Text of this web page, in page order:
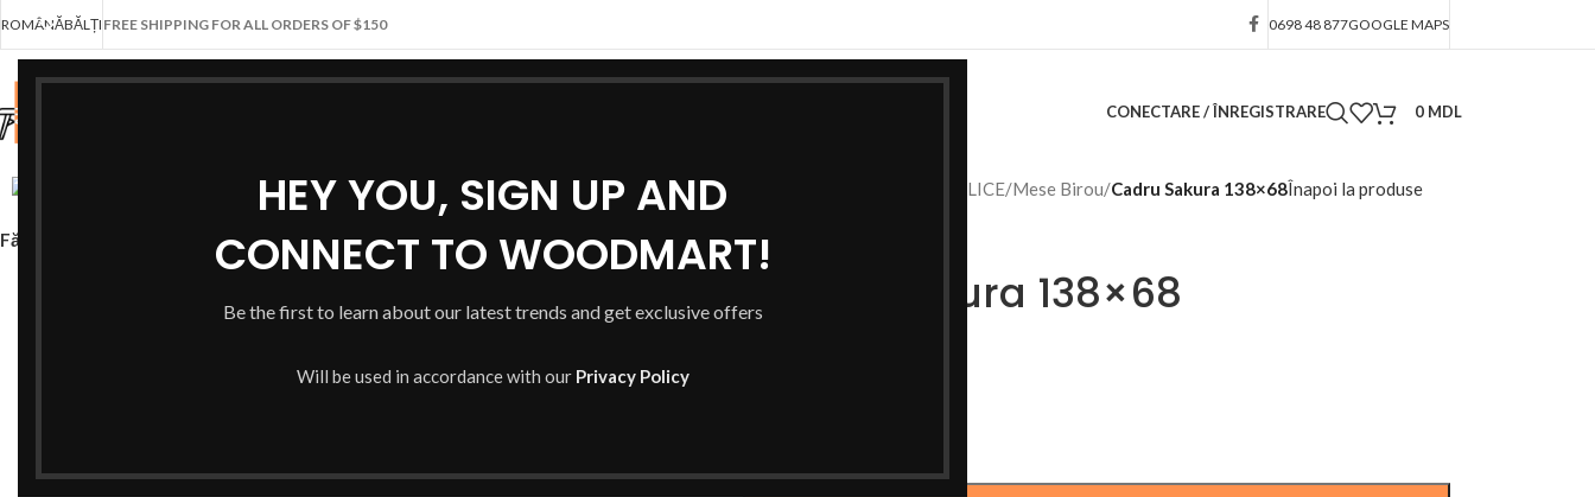
HEY YOU, SIGN UP AND
CONNECT TO WOODMART!
Be the first to learn about our latest trends and get exclusive offers
Will be used in accordance with our Privacy Policy
ROMÂNĂBĂLȚI FREE SHIPPING FOR ALL ORDERS OF $150 0698 48 877GOOGLE MAPS
CONECTARE / ÎNREGISTRARE 0 MDL
Fă clic pentru a mări
CADRE METALICE/Mese Birou/Cadru Sakura 138×68Înapoi la produse
Cadru Sakura 138×68